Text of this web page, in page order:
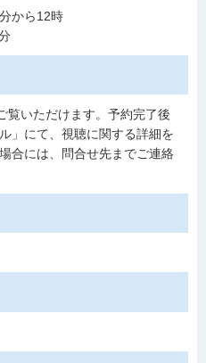
から12時
覧いただけます。予約完了後
」にて、視聴に関する詳細を
合には、問合せ先までご連絡